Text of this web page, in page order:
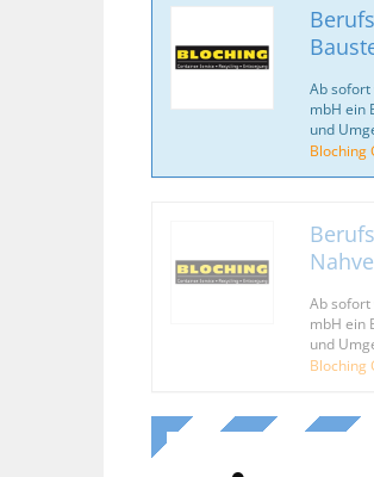
Ab sofort
mbH ein
und
Bloching
Ab sofort
mbH ein
und
Bloching